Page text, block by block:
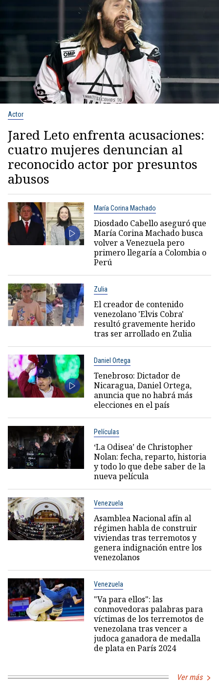
Actor
Jared Leto enfrenta acusaciones:
cuatro mujeres denuncian al
reconocido actor por presuntos
abusos
María Corina Machado
Diosdado Cabello aseguró que
María Corina Machado busca
volver a Venezuela pero
primero llegaría a Colombia o
Perú
Zulia
El creador de contenido
venezolano 'Elvis Cobra'
resultó gravemente herido
tras ser arrollado en Zulia
Daniel Ortega
Tenebroso: Dictador de
Nicaragua, Daniel Ortega,
anuncia que no habrá más
elecciones en el país
Películas
‘La Odisea’ de Christopher
Nolan: fecha, reparto, historia
y todo lo que debe saber de la
nueva película
Venezuela
Asamblea Nacional afín al
régimen habla de construir
viviendas tras terremotos y
genera indignación entre los
venezolanos
Venezuela
"Va para ellos": las
conmovedoras palabras para
víctimas de los terremotos de
venezolana tras vencer a
judoca ganadora de medalla
de plata en París 2024
Ver más